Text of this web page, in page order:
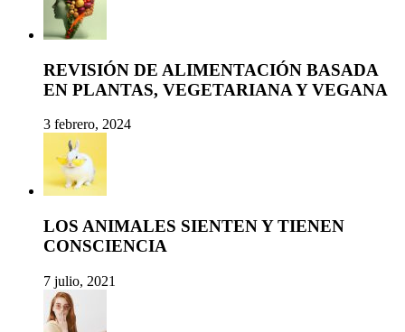
REVISIÓN DE ALIMENTACIÓN BASADA
EN PLANTAS, VEGETARIANA Y VEGANA
3 febrero, 2024
LOS ANIMALES SIENTEN Y TIENEN
CONSCIENCIA
7 julio, 2021